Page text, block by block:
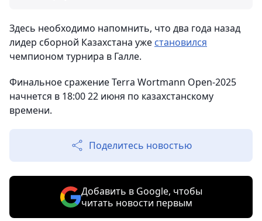
Здесь необходимо напомнить, что два года назад
лидер сборной Казахстана уже становился
чемпионом турнира в Галле.
Финальное сражение Terra Wortmann Open-2025
начнется в 18:00 22 июня по казахстанскому
времени.
Поделитесь новостью
Добавить в Google, чтобы
читать новости первым